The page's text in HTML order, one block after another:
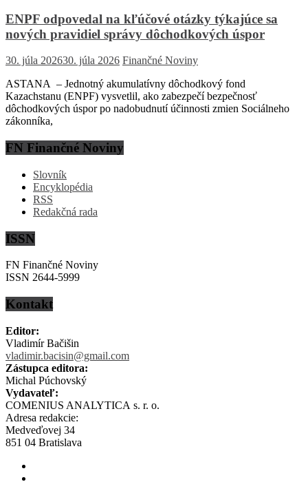
ENPF odpovedal na kľúčové otázky týkajúce sa
nových pravidiel správy dôchodkových úspor
30. júla 202630. júla 2026 Finančné Noviny
ASTANA – Jednotný akumulatívny dôchodkový fond
Kazachstanu (ENPF) vysvetlil, ako zabezpečí bezpečnosť
dôchodkových úspor po nadobudnutí účinnosti zmien Sociálneho
zákonníka,
FN Finančné Noviny
Slovník
Encyklopédia
RSS
Redakčná rada
ISSN
FN Finančné Noviny
ISSN 2644-5999
Kontakt
Editor:
Vladimír Bačišin
vladimir.bacisin@gmail.com
Zástupca editora:
Michal Púchovský
Vydavateľ:
COMENIUS ANALYTICA s. r. o.
Adresa redakcie:
Medveďovej 34
851 04 Bratislava